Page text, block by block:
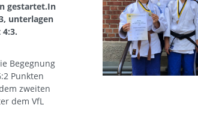
gestartet.In
unterlagen
Begegnung
Punkten
zweiten
dem VfL